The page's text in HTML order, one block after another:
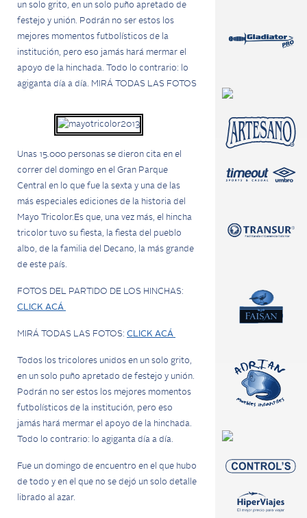
un solo grito, en un solo puño apretado de
festejo y unión. Podrán no ser estos los
mejores momentos futbolísticos de la
institución, pero eso jamás hará mermar el
apoyo de la hinchada. Todo lo contrario: lo
agiganta día a día. MIRÁ TODAS LAS FOTOS
Unas 15.000 personas se dieron cita en el
correr del domingo en el Gran Parque
Central en lo que fue la sexta y una de las
más especiales ediciones de la historia del
Mayo Tricolor.Es que, una vez más, el hincha
tricolor tuvo su fiesta, la fiesta del pueblo
albo, de la familia del Decano, la más grande
de este país.
FOTOS DEL PARTIDO DE LOS HINCHAS:
CLICK ACÁ
MIRÁ TODAS LAS FOTOS: CLICK ACÁ
Todos los tricolores unidos en un solo grito,
en un solo puño apretado de festejo y unión.
Podrán no ser estos los mejores momentos
futbolísticos de la institución, pero eso
jamás hará mermar el apoyo de la hinchada.
Todo lo contrario: lo agiganta día a día.
Fue un domingo de encuentro en el que hubo
de todo y en el que no se dejó un solo detalle
librado al azar.